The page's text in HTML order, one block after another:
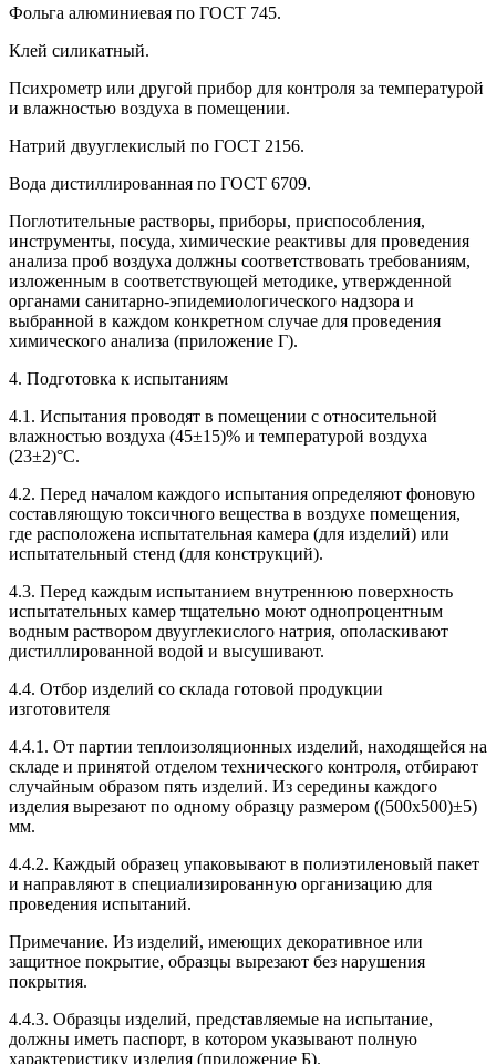
Фольга алюминиевая по ГОСТ 745.
Клей силикатный.
Психрометр или другой прибор для контроля за температурой
и влажностью воздуха в помещении.
Натрий двууглекислый по ГОСТ 2156.
Вода дистиллированная по ГОСТ 6709.
Поглотительные растворы, приборы, приспособления,
инструменты, посуда, химические реактивы для проведения
анализа проб воздуха должны соответствовать требованиям,
изложенным в соответствующей методике, утвержденной
органами санитарно-эпидемиологического надзора и
выбранной в каждом конкретном случае для проведения
химического анализа (приложение Г).
4. Подготовка к испытаниям
4.1. Испытания проводят в помещении с относительной
влажностью воздуха (45±15)% и температурой воздуха
(23±2)°С.
4.2. Перед началом каждого испытания определяют фоновую
составляющую токсичного вещества в воздухе помещения,
где расположена испытательная камера (для изделий) или
испытательный стенд (для конструкций).
4.3. Перед каждым испытанием внутреннюю поверхность
испытательных камер тщательно моют однопроцентным
водным раствором двууглекислого натрия, ополаскивают
дистиллированной водой и высушивают.
4.4. Отбор изделий со склада готовой продукции
изготовителя
4.4.1. От партии теплоизоляционных изделий, находящейся на
складе и принятой отделом технического контроля, отбирают
случайным образом пять изделий. Из середины каждого
изделия вырезают по одному образцу размером ((500х500)±5)
мм.
4.4.2. Каждый образец упаковывают в полиэтиленовый пакет
и направляют в специализированную организацию для
проведения испытаний.
Примечание. Из изделий, имеющих декоративное или
защитное покрытие, образцы вырезают без нарушения
покрытия.
4.4.3. Образцы изделий, представляемые на испытание,
должны иметь паспорт, в котором указывают полную
характеристику изделия (приложение Б).